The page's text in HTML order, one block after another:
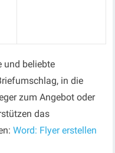
und beliebte
in die
zum Angebot oder
das
Word: Flyer erstellen